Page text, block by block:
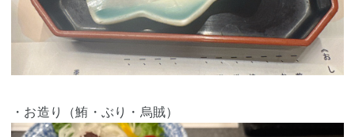
・お造り（鮪・ぶり・烏賊）